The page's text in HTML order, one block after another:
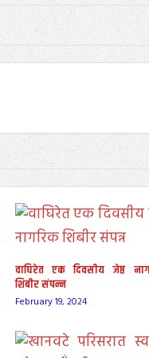
वाघिरेत एक दिवसीय जेष्ठ
शिबीर संपन्न
February 19, 2024